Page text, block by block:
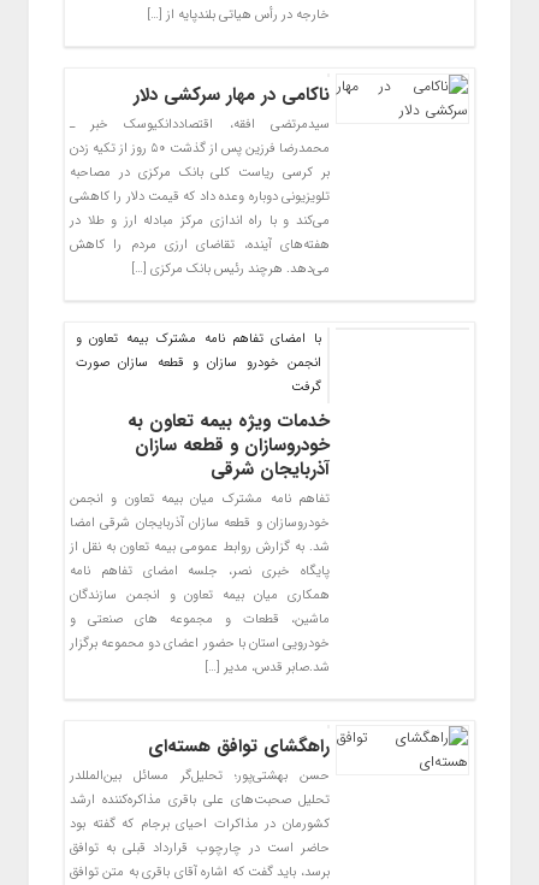
خارجه در رأس هیاتی بلندپایه از […]
ناکامی در مهار سرکشی دلار
سیدمرتضی افقه، اقتصاددانکیوسک خبر ـ
محمدرضا فرزین پس از گذشت ۵۰ روز از تکیه زدن
بر کرسی ریاست کلی بانک مرکزی در مصاحبه
تلویزیونی دوباره وعده داد که قیمت دلار را کاهشی
می‌کند و با راه اندازی مرکز مبادله ارز و طلا در
هفته‌های آینده، تقاضای ارزی مردم را کاهش
می‌دهد. هرچند رئیس بانک مرکزی […]
با امضای تفاهم نامه مشترک بیمه تعاون و
انجمن خودرو سازان و قطعه سازان صورت
گرفت
خدمات ویژه بیمه تعاون به
خودروسازان و قطعه سازان
آذربایجان شرقی
تفاهم نامه مشترک میان بیمه تعاون و انجمن
خودروسازان و قطعه سازان آذربایجان شرقی امضا
شد. به گزارش روابط عمومی بیمه تعاون به نقل از
پایگاه خبری نصر، جلسه امضای تفاهم نامه
همکاری میان بیمه تعاون و انجمن سازندگان
ماشین، قطعات و مجموعه های صنعتی و
خودرویی استان با حضور اعضای دو محموعه برگزار
شد.صابر قدس، مدیر […]
راهگشای توافق هسته‌ای
حسن بهشتی‌پور؛ تحلیل‌گر مسائل بین‌المللدر
تحلیل صحبت‌های علی باقری مذاکره‌کننده ارشد
کشورمان در مذاکرات احیای برجام که گفته بود
حاضر است در چارچوب قرارداد قبلی به توافق
برسد، باید گفت که اشاره آقای باقری به متن توافق